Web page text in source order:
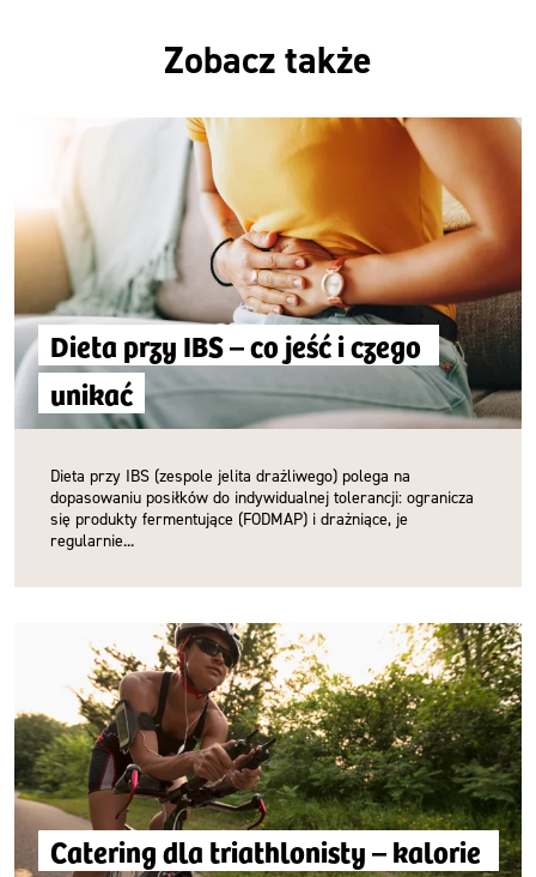
Zobacz także
Dieta przy IBS – co jeść i czego
unikać
Dieta przy IBS (zespole jelita drażliwego) polega na
dopasowaniu posiłków do indywidualnej tolerancji: ogranicza
się produkty fermentujące (FODMAP) i drażniące, je
regularnie...
Catering dla triathlonisty – kalorie